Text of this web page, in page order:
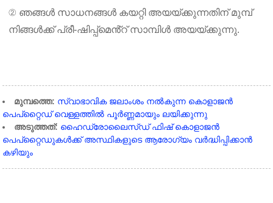
② ഞങ്ങൾ സാധനങ്ങൾ കയറ്റി അയയ്‌ക്കുന്നതിന് മുമ്പ്
നിങ്ങൾക്ക് പ്രീ-ഷിപ്പ്‌മെൻ്റ് സാമ്പിൾ അയയ്‌ക്കുന്നു.
മുമ്പത്തെ: സ്വാഭാവിക ജലാംശം നൽകുന്ന കൊളാജൻ
പെപ്റ്റൈഡ് വെള്ളത്തിൽ പൂർണ്ണമായും ലയിക്കുന്നു
അടുത്തത്: ഹൈഡ്രോലൈസ്ഡ് ഫിഷ് കൊളാജൻ
പെപ്റ്റൈഡുകൾക്ക് അസ്ഥികളുടെ ആരോഗ്യം വർദ്ധിപ്പിക്കാൻ
കഴിയും